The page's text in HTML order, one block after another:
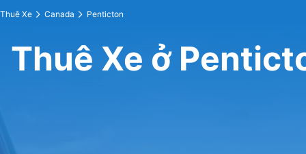
Thuê Xe Canada Penticton
Thuê Xe ở